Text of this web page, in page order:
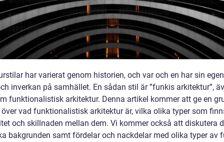
har varierat genom historien, och var och en har sin
inverkan på samhället. En sådan stil är ”funkis arkitektur”,
funktionalistisk arkitektur. Denna artikel kommer att ge en
vad funktionalistisk arkitektur är, vilka olika typer som
och skillnaden mellan dem. Vi kommer också att diskutera
bakgrunden samt fördelar och nackdelar med olika typer av